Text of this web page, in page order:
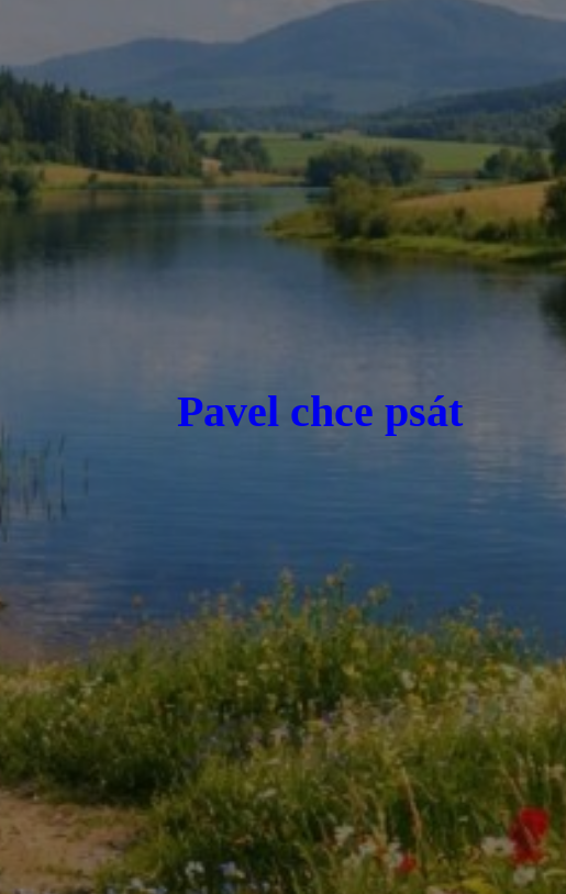
Pavel chce psát